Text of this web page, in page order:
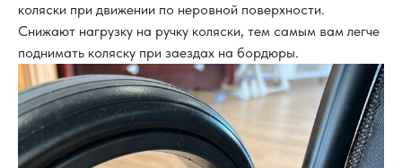
коляски при движении по неровной поверхности.
Снижают нагрузку на ручку коляски, тем самым вам легче
поднимать коляску при заездах на бордюры.